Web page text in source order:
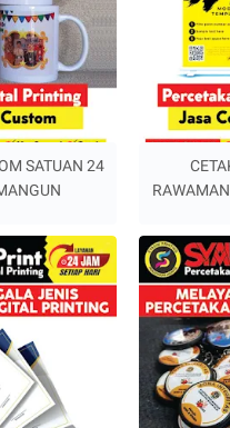
SATUAN 24